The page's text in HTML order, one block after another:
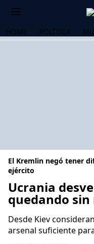
HOME POLÍTICA
El Kremlin negó tener
ejército
Ucrania
quedando
Desde Kiev
arsenal suficiente